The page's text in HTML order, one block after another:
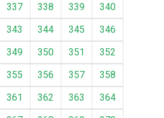
337 338 339
340
343 344 345
346
349 350 351
352
355 356 357
358
361 362 363
364